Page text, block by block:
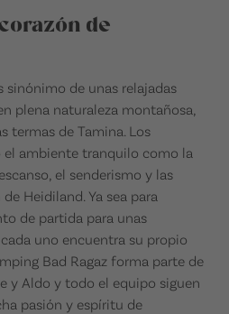
de
sinónimo de unas relajadas
plena naturaleza montañosa,
termas de Tamina. Los
el ambiente tranquilo como la
el senderismo y las
Heidiland. Ya sea para
de partida para unas
uno encuentra su propio
Bad Ragaz forma parte de
y Aldo y todo el equipo siguen
pasión y espíritu de